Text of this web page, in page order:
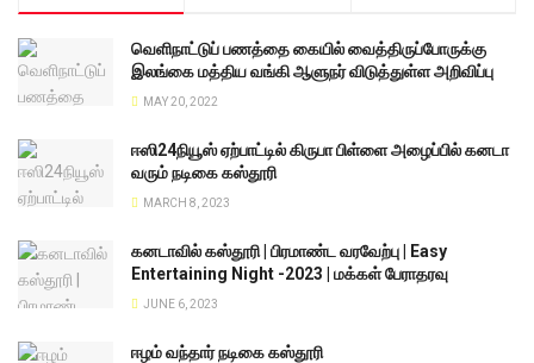
வெளிநாட்டுப் பணத்தை கையில் வைத்திருப்போருக்கு
இலங்கை மத்திய வங்கி ஆளுநர் விடுத்துள்ள அறிவிப்பு
MAY 20, 2022
ஈஸி24நியூஸ் ஏற்பாட்டில் கிருபா பிள்ளை அழைப்பில் கனடா
வரும் நடிகை கஸ்தூரி
MARCH 8, 2023
கனடாவில் கஸ்தூரி | பிரமாண்ட வரவேற்பு | Easy
Entertaining Night -2023 | மக்கள் பேராதரவு
JUNE 6, 2023
ஈழம் வந்தார் நடிகை கஸ்தூரி